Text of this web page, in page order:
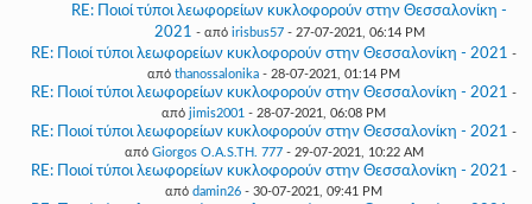
RE: Ποιοί τύποι λεωφορείων κυκλοφορούν στην Θεσσαλονίκη -
2021 - από irisbus57- 27-07-2021, 06:14 PM
RE: Ποιοί τύποι λεωφορείων κυκλοφορούν στην Θεσσαλονίκη - 2021 -
από thanossalonika - 28-07-2021, 01:14 PM
RE: Ποιοί τύποι λεωφορείων κυκλοφορούν στην Θεσσαλονίκη - 2021 -
από jimis2001 - 28-07-2021, 06:08 PM
RE: Ποιοί τύποι λεωφορείων κυκλοφορούν στην Θεσσαλονίκη - 2021 -
από Giorgos O.A.S.TH. 777- 29-07-2021, 10:22 AM
RE: Ποιοί τύποι λεωφορείων κυκλοφορούν στην Θεσσαλονίκη - 2021 -
από damin26 - 30-07-2021, 09:41 PM